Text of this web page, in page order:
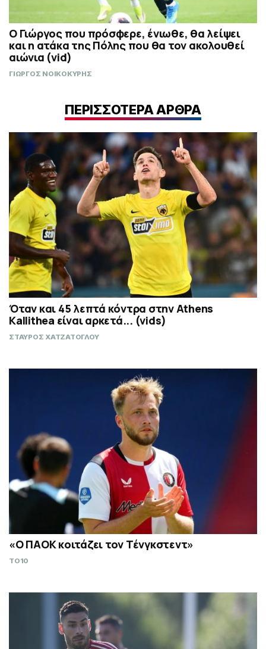
Ο Γιώργος που πρόσφερε, ένιωθε, θα λείψει
και η ατάκα της Πόλης που θα τον ακολουθεί
αιώνια (vid)
ΓΙΩΡΓΟΣ ΝΟΙΚΟΚΥΡΗΣ
ΠΕΡΙΣΣΟΤΕΡΑ ΑΡΘΡΑ
Όταν και 45 λεπτά κόντρα στην Athens
Kallithea είναι αρκετά... (vids)
ΣΤΑΥΡΟΣ ΧΑΤΖΑΤΟΓΛΟΥ
«Ο ΠΑΟΚ κοιτάζει τον Τένγκστεντ»
TO10